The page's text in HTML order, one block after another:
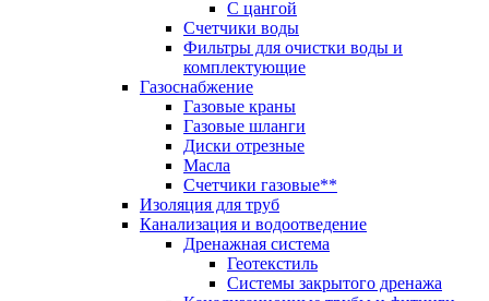
С цангой
Счетчики воды
Фильтры для очистки воды и
комплектующие
Газоснабжение
Газовые краны
Газовые шланги
Диски отрезные
Масла
Счетчики газовые**
Изоляция для труб
Канализация и водоотведение
Дренажная система
Геотекстиль
Системы закрытого дренажа